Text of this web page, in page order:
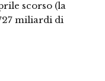
scorso (la
miliardi di